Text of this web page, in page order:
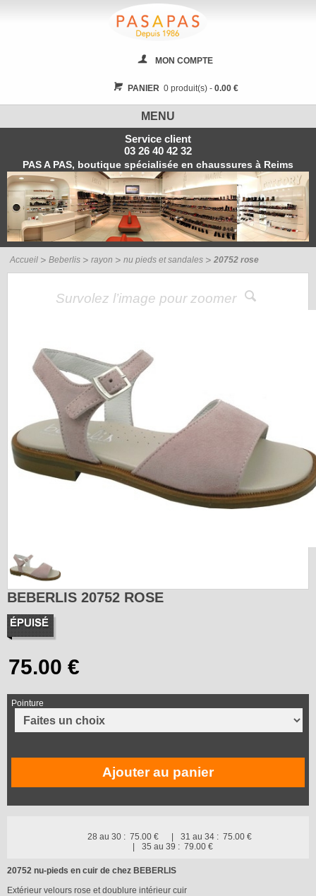
MON COMPTE
PANIER0 produit(s) - 0.00 €
MENU
Service client
03 26 40 42 32
PAS A PAS, boutique spécialisée en chaussures à Reims
Accueil Beberlis rayon nu pieds et sandales 20752 rose
Survolez l’image pour zoomer
BEBERLIS 20752 ROSE
Pointure
Ajouter au panier
28 au 30 : 75.00 € 31 au 34 : 75.00 €
35 au 39 : 79.00 €
20752 nu-pieds en cuir de chez BEBERLIS
Extérieur velours rose et doublure intérieur cuir